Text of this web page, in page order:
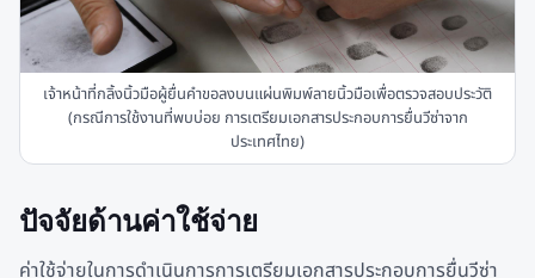
เจ้าหน้าที่กลิ้งนิ้วมือผู้ยื่นคำขอลงบนแผ่นพิมพ์ลายนิ้วมือเพื่อตรวจสอบประวัติ
(กรณีการใช้งานที่พบบ่อย การเตรียมเอกสารประกอบการยื่นวีซ่าจาก
ประเทศไทย)
ปัจจัยด้านค่าใช้จ่าย
ค่าใช้จ่ายในการดำเนินการการเตรียมเอกสารประกอบการยื่นวีซ่า